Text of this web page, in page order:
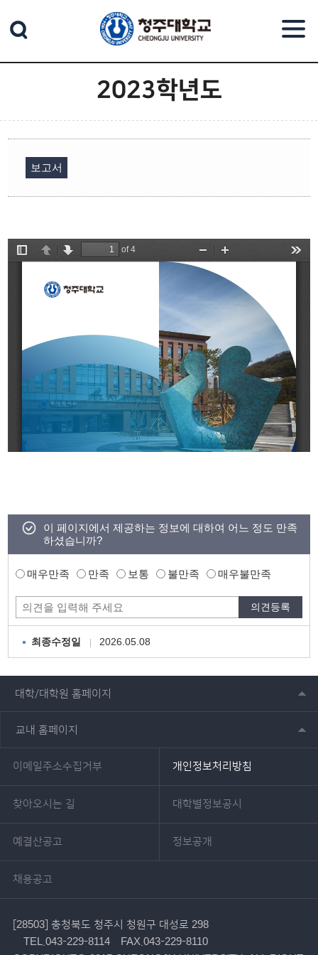
2023학년도
보고서
이 페이지에서 제공하는 정보에 대하여 어느 정도 만족
하셨습니까?
매우만족 만족 보통 불만족 매우불만족
최종수정일 2026.05.08
대학/대학원 홈페이지
교내 홈페이지
이메일주소수집거부 개인정보처리방침
찾아오시는 길 대학별정보공시
예결산공고 정보공개
채용공고
[28503] 충청북도 청주시 청원구 대성로 298
TEL.043-229-8114
FAX.043-229-8110